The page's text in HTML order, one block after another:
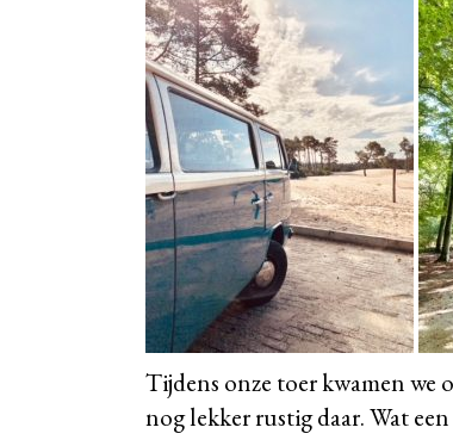
Tijdens onze toer kwamen we
nog lekker rustig daar. Wat